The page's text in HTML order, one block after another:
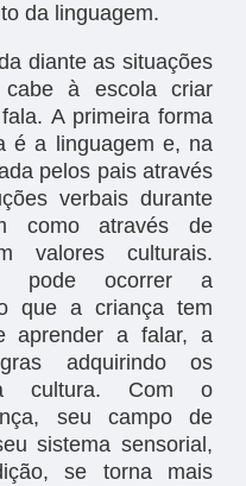
da linguagem.
diante as situações
à escola criar
A primeira forma
é a linguagem e, na
pelos pais através
verbais durante
como através de
valores culturais.
pode ocorrer a
que a criança tem
aprender a falar, a
adquirindo os
cultura. Com o
seu campo de
sistema sensorial,
se torna mais